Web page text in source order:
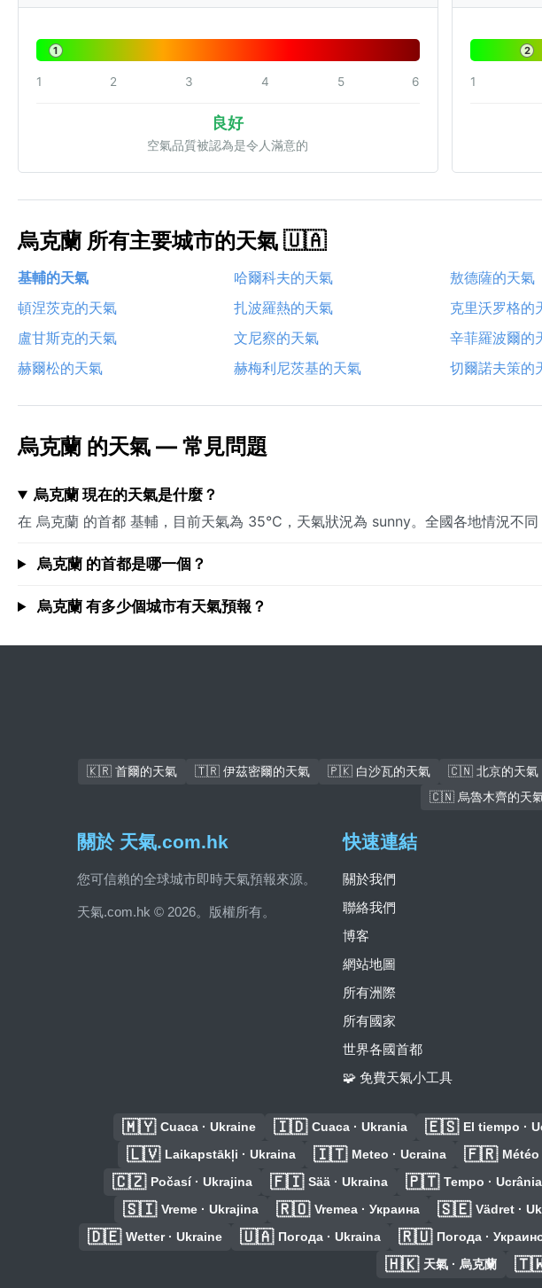
1
1 2 3 4 5 6
良好
空氣品質被認為是令人滿意的
2
1
烏克蘭 所有主要城市的天氣 🇺🇦
基輔的天氣 哈爾科夫的天氣 敖德薩的天氣
頓涅茨克的天氣
扎波羅熱的天氣 克里沃罗格的
盧甘斯克的天氣
文尼察的天氣 辛菲羅波爾的
赫爾松的天氣
赫梅利尼茨基的天氣 切爾諾夫策的
烏克蘭 的天氣 — 常見問題
烏克蘭 現在的天氣是什麼？
在 烏克蘭 的首都 基輔，目前天氣為 35°C，天氣狀況為 sunny。全國各地情況不
烏克蘭 的首都是哪一個？
烏克蘭 有多少個城市有天氣預報？
🇰🇷 首爾的天氣 🇹🇷 伊茲密爾的天氣 🇵🇰 白沙瓦的天氣 🇨🇳 北京的天氣
🇨🇳 烏魯木齊的天
關於 天氣.com.hk
您可信賴的全球城市即時天氣預報來源。
天氣.com.hk © 2026。版權所有。
快速連結
關於我們
聯絡我們
博客
網站地圖
所有洲際
所有國家
世界各國首都
🧩 免費天氣小工具
🇲🇾 Cuaca · Ukraine 🇮🇩 Cuaca · Ukrania 🇪🇸 El tiempo ·
🇱🇻 Laikapstākļi · Ukraina 🇮🇹 Meteo · Ucraina 🇫🇷 Météo
🇨🇿 Počasí · Ukrajina 🇫🇮 Sää · Ukraina 🇵🇹 Tempo · Ucrânia
🇸🇮 Vreme · Ukrajina 🇷🇴 Vremea · Украина 🇸🇪 Vädret ·
🇩🇪 Wetter · Ukraine 🇺🇦 Погода · Ukraina 🇷🇺 Погода ·
🇭🇰 天氣 · 烏克蘭